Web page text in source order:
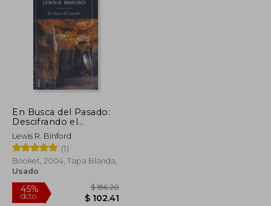
$ 52.49
$ 28.87
45%
dcto.
En Busca del Pasado:
Descifrando el
Registro Arqueológico
(Biblioteca de Bolsillo)
Lewis R. Binford
(1)
Booket, 2004, Tapa Blanda,
Usado